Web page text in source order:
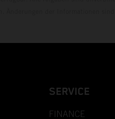
SERVICE
FINANCE